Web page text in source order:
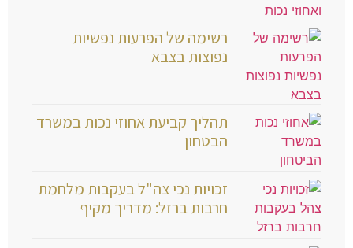
רשימה של הפרעות נפשיות
נפוצות בצבא
תהליך קביעת אחוזי נכות במשרד
הבטחון
זכויות נכי צה"ל בעקבות מלחמת
חרבות ברזל: מדריך מקיף